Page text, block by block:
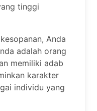
tinggi
Anda
adalah orang
memiliki adab
karakter
individu yang